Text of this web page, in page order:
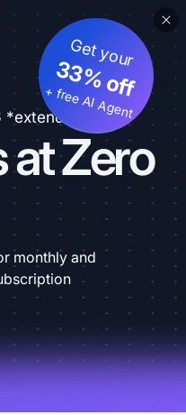
at Zero
Get your
33% off
+ free AI Agent
monthly and